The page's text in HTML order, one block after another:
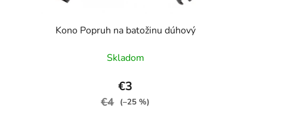
Kono Popruh na batožinu dúhový
Skladom
€3
€4 (–25 %)